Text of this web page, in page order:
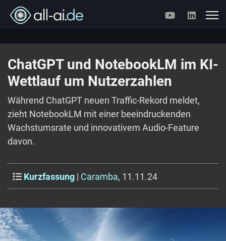
ChatGPT und NotebookLM im KI-
Wettlauf um Nutzerzahlen
Während ChatGPT neuen Traffic-Rekord meldet,
zieht NotebookLM mit einer beeindruckenden
Wachstumsrate und innovativem Audio-Feature
davon.
Kurzfassung | Caramba, 11.11.24